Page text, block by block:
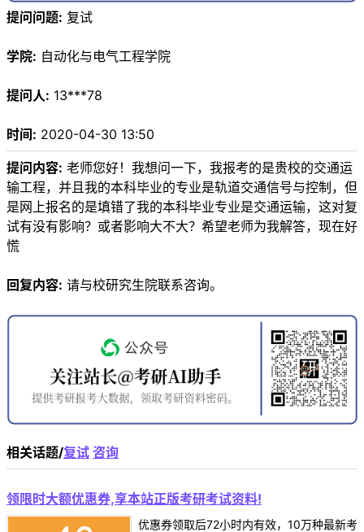
提问问题: 复试
学院: 自动化与电气工程学院
提问人: 13***78
时间: 2020-04-30 13:50
提问内容: 老师您好！我想问一下，我报考的是贵校的交通运
输工程，并且我的本科毕业的专业是轨道交通信号与控制，但
是网上报名的是填错了我的本科毕业专业是交通运输，这对复
试有没有影响？或者影响大不大？希望老师为我解答，现在好
慌
回复内容: 请与校研究生院联系咨询。
相关话题/复试 咨询
领限时大额优惠券,享本站正版考研考试资料!
优惠券领取后72小时内有效，10万种最新考